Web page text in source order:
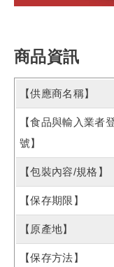
商品資訊
【供應商名稱】
【食品與輸入業者
號】
【包裝內容/規格】
【保存期限】
【原產地】
【保存方法】